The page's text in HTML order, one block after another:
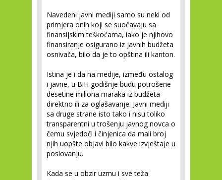
Navedeni javni mediji samo su neki od
primjera onih koji se suočavaju sa
finansijskim teškoćama, iako je njihovo
finansiranje osigurano iz javnih budžeta
osnivača, bilo da je to opština ili kanton.
Istina je i da na medije, između ostalog
i javne, u BiH godišnje budu potrošene
desetine miliona maraka iz budžeta
direktno ili za oglašavanje. Javni mediji
sa druge strane isto tako i nisu toliko
transparentni u trošenju javnog novca o
čemu svjedoči i činjenica da mali broj
njih uopšte objavi bilo kakve izvještaje u
poslovanju.
Kada se u obzir uzmu i sve teža